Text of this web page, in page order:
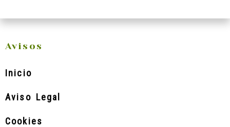
Avisos
Inicio
Aviso Legal
Cookies